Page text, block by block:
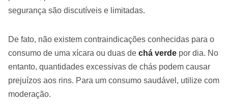
segurança são discutíveis e limitadas.
De fato, não existem contraindicações conhecidas para o
consumo de uma xícara ou duas de chá verde por dia. No
entanto, quantidades excessivas de chás podem causar
prejuízos aos rins. Para um consumo saudável, utilize com
moderação.